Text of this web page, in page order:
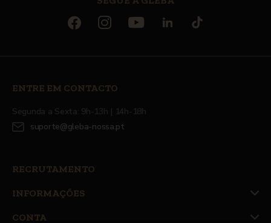
ENTRE EM CONTACTO
Segunda a Sexta: 9h-13h | 14h-18h
suporte@gleba-nossa.pt
RECRUTAMENTO
INFORMAÇÕES
CONTA